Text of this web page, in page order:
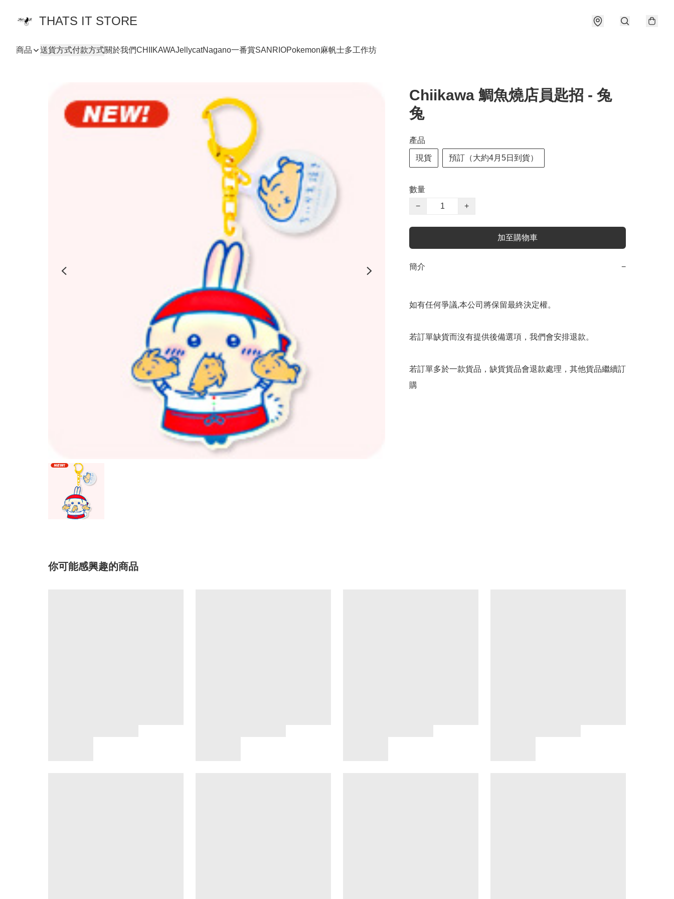
THATS IT STORE
商品 送貨方式付款方式關於我們CHIIKAWAJellycatNagano一番賞SANRIOPokemon麻帆士多工作坊
Chiikawa 鯛魚燒店員匙招 - 兔
兔
產品
現貨 預訂（大約4月5日到貨）
數量
−
+
加至購物車
簡介 −
如有任何爭議,本公司將保留最終決定權。
若訂單缺貨而沒有提供後備選項，我們會安排退款。
若訂單多於一款貨品，缺貨貨品會退款處理，其他貨品繼續訂
你可能感興趣的商品